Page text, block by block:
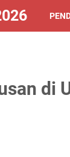
2027
di